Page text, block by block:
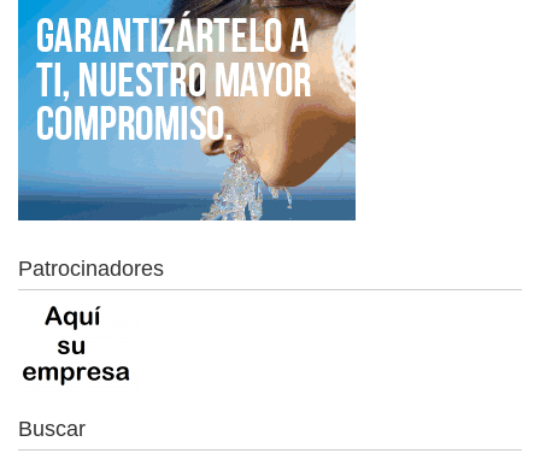
Patrocinadores
Buscar